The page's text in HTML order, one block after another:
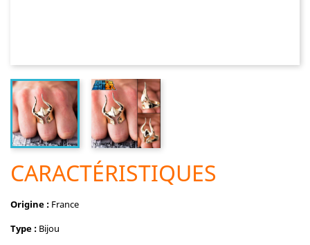
CARACTÉRISTIQUES
Origine : France
Type : Bijou